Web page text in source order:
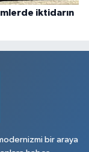
iktidarın
bir araya